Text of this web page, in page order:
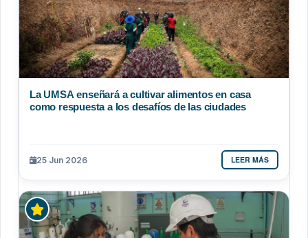
La UMSA enseñará a cultivar alimentos en casa
como respuesta a los desafíos de las ciudades
25 Jun 2026 LEER MÁS